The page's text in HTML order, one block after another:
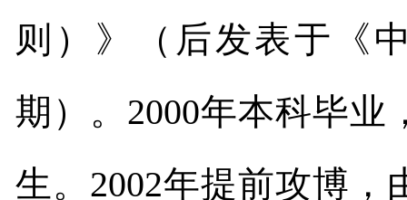
则）》（后发表于《
期）。 2000年本科毕业
生。 2002年提前攻博，